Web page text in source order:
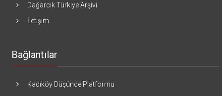
Dağarcık Türkiye Arşivi
İletişim
Bağlantılar
Kadıköy Düşünce Platformu